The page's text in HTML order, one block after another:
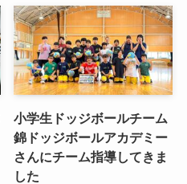
小学生ドッジボールチーム
錦ドッジボールアカデミー
さんにチーム指導してきま
した